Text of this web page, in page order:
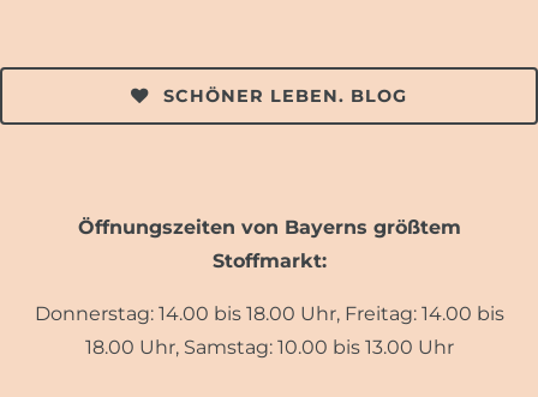
SCHÖNER LEBEN. BLOG
Öffnungszeiten von Bayerns größtem
Stoffmarkt:
Donnerstag: 14.00 bis 18.00 Uhr, Freitag: 14.00 bis
18.00 Uhr, Samstag: 10.00 bis 13.00 Uhr